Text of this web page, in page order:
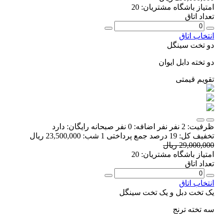
امتیاز باشگاه مشتریان: 20
تعداد اتاق
انتخاب اتاق
دو تخت سینگل
دو تخته دابل ایوان
تقویم قیمتی
ظرفیت: 2 نفر نفر اضافه: 0 نفر صبحانه رایگان: دارد
تخفیف کل: 19 درصد جمع پرداختی 1 شب:
23,500,000 ریال
29,000,000 ریال
امتیاز باشگاه مشتریان: 20
تعداد اتاق
انتخاب اتاق
یک تخت دبل و یک تخت سینگل
سه تخته ترنج